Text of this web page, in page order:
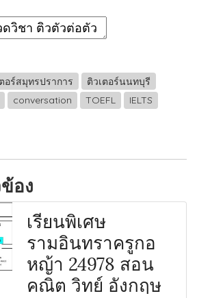
อร์สมุทรปราการ
ติวเตอร์นนทบุรี
conversation TOEFL
IELTS
อง
เรียนพิเศษ
รามอินทราครูกอ
หญ้า 24978 สอน
คณิต วิทย์ อังกฤษ